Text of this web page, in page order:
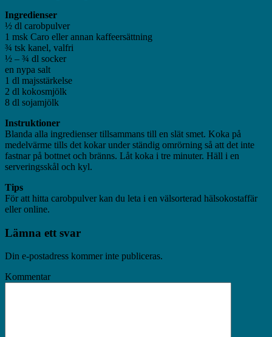
Ingredienser
½ dl carobpulver
1 msk Caro eller annan kaffeersättning
¾ tsk kanel, valfri
½ – ¾ dl socker
en nypa salt
1 dl majsstärkelse
2 dl kokosmjölk
8 dl sojamjölk
Instruktioner
Blanda alla ingredienser tillsammans till en slät smet. Koka på
medelvärme tills det kokar under ständig omrörning så att det inte
fastnar på bottnet och bränns. Låt koka i tre minuter. Häll i en
serveringsskål och kyl.
Tips
För att hitta carobpulver kan du leta i en välsorterad hälsokostaffär
eller online.
Lämna ett svar
Din e-postadress kommer inte publiceras.
Kommentar